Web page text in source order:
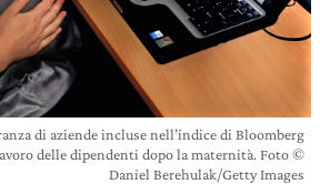
di aziende incluse nell’indice di Bloomberg
delle dipendenti dopo la maternità. Foto ©
Daniel Berehulak/Getty Images